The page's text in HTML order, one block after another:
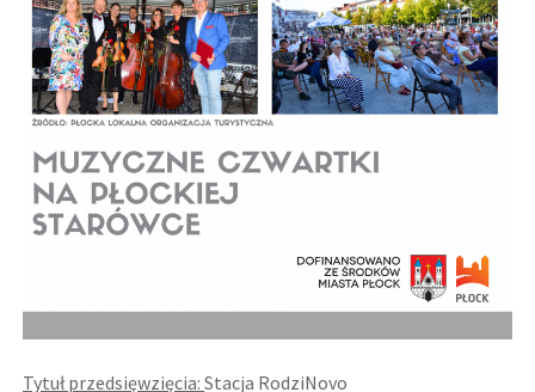
Tytuł przedsięwzięcia: Stacja RodziNovo